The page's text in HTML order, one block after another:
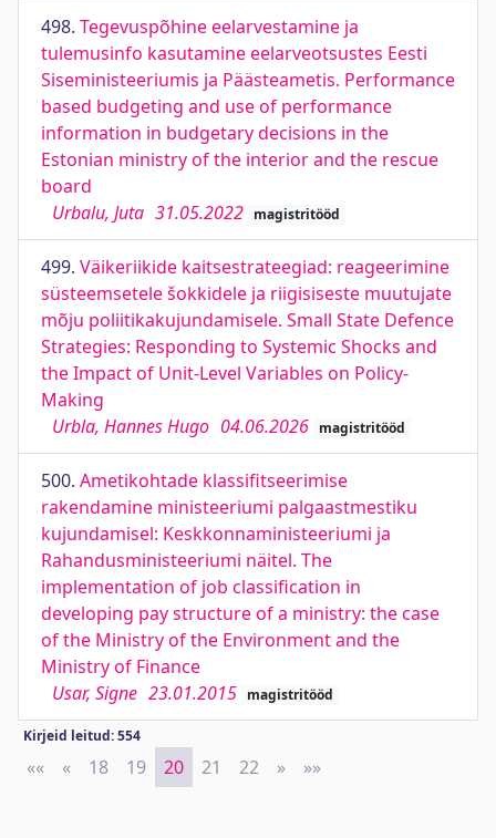
498. Tegevuspõhine eelarvestamine ja
tulemusinfo kasutamine eelarveotsustes Eesti
Siseministeeriumis ja Päästeametis. Performance
based budgeting and use of performance
information in budgetary decisions in the
Estonian ministry of the interior and the rescue
board
Urbalu, Juta 31.05.2022 magistritööd
499. Väikeriikide kaitsestrateegiad: reageerimine
süsteemsetele šokkidele ja riigisiseste muutujate
mõju poliitikakujundamisele. Small State Defence
Strategies: Responding to Systemic Shocks and
the Impact of Unit-Level Variables on Policy-
Making
Urbla, Hannes Hugo 04.06.2026 magistritööd
500. Ametikohtade klassifitseerimise
rakendamine ministeeriumi palgaastmestiku
kujundamisel: Keskkonnaministeeriumi ja
Rahandusministeeriumi näitel. The
implementation of job classification in
developing pay structure of a ministry: the case
of the Ministry of the Environment and the
Ministry of Finance
Usar, Signe 23.01.2015 magistritööd
Kirjeid leitud: 554
«« First
« Previous
18 19 20 21 22 » Next
»»